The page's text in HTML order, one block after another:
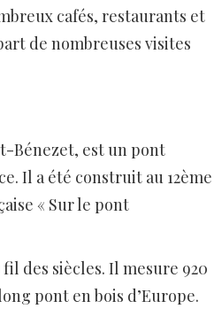
cafés, restaurants et
de nombreuses visites
Bénezet, est un pont
Il a été construit au 12ème
« Sur le pont
des siècles. Il mesure 920
pont en bois d’Europe.